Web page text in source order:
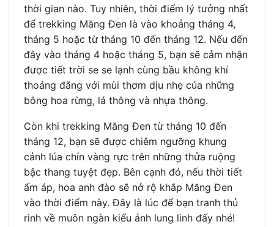
thời gian nào. Tuy nhiên, thời điểm lý tưởng nhất
để trekking Măng Đen là vào khoảng tháng 4,
tháng 5 hoặc từ tháng 10 đến tháng 12. Nếu đến
đây vào tháng 4 hoặc tháng 5, bạn sẽ cảm nhận
được tiết trời se se lạnh cùng bầu không khí
thoáng đãng với mùi thơm dịu nhẹ của những
bông hoa rừng, lá thông và nhựa thông.
Còn khi trekking Măng Đen từ tháng 10 đến
tháng 12, bạn sẽ được chiêm ngưỡng khung
cảnh lúa chín vàng rực trên những thửa ruộng
bậc thang tuyệt đẹp. Bên cạnh đó, nếu thời tiết
ấm áp, hoa anh đào sẽ nở rộ khắp Măng Đen
vào thời điểm này. Đây là lúc để bạn tranh thủ
rinh về muôn ngàn kiểu ảnh lung linh đấy nhé!